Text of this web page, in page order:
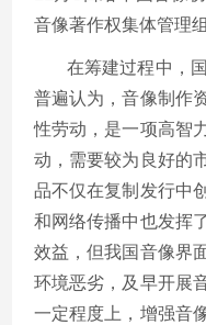
音像著作权集体管理
在筹建过程中，国
普遍认为，音像制作
性劳动，是一项高智
动，需要较为良好的
品不仅在复制发行中
和网络传播中也发挥
效益，但我国音像界
环境恶劣，及早开展
一定程度上，增强音